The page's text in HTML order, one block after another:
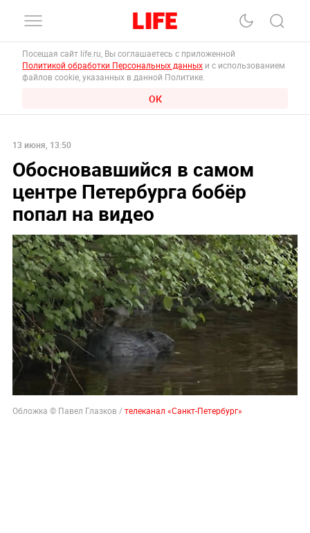
Посещая сайт life.ru, Вы соглашаетесь с приложенной
Политикой обработки Персональных данных и с использованием
файлов cookie, указанных в данной Политике.
ОК
13 июня, 13:50
Обосновавшийся в самом
центре Петербурга бобёр
попал на видео
Обложка © Павел Глазков /телеканал «Санкт-Петербург»